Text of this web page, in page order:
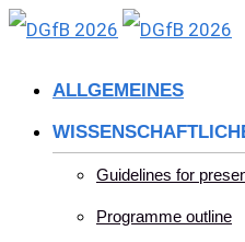
Skip
ALLGEMEINES
Guidelines for
Programme outline